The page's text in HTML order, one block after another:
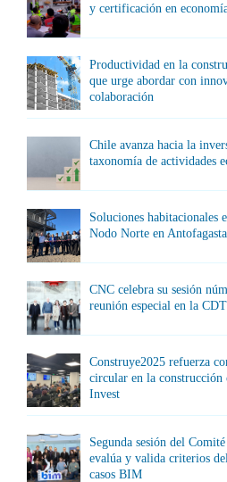
y certificación en
Productividad en la
que urge abordar con
colaboración
Chile avanza hacia la
taxonomía de actividades
Soluciones habitacionales
Nodo Norte en Antofagasta
CNC celebra su sesión
reunión especial en la
Construye2025 refuerza
circular en la
Invest
Segunda sesión del
evalúa y valida criterios
casos BIM